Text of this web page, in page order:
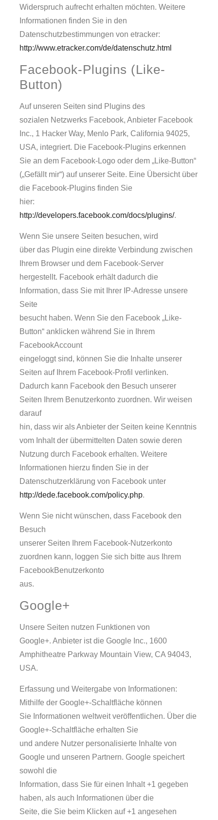
Widerspruch aufrecht erhalten möchten. Weitere
Informationen finden Sie in den
Datenschutzbestimmungen von etracker:
http://www.etracker.com/de/datenschutz.html
Facebook-Plugins (Like-
Button)
Auf unseren Seiten sind Plugins des
sozialen Netzwerks Facebook, Anbieter Facebook
Inc., 1 Hacker Way, Menlo Park, California 94025,
USA, integriert. Die Facebook-Plugins erkennen
Sie an dem Facebook-Logo oder dem „Like-Button“
(„Gefällt mir“) auf unserer Seite. Eine Übersicht über
die Facebook-Plugins finden Sie
hier:
http://developers.facebook.com/docs/plugins/.
Wenn Sie unsere Seiten besuchen, wird
über das Plugin eine direkte Verbindung zwischen
Ihrem Browser und dem Facebook-Server
hergestellt. Facebook erhält dadurch die
Information, dass Sie mit Ihrer IP-Adresse unsere
Seite
besucht haben. Wenn Sie den Facebook „Like-
Button“ anklicken während Sie in Ihrem
FacebookAccount
eingeloggt sind, können Sie die Inhalte unserer
Seiten auf Ihrem Facebook-Profil verlinken.
Dadurch kann Facebook den Besuch unserer
Seiten Ihrem Benutzerkonto zuordnen. Wir weisen
darauf
hin, dass wir als Anbieter der Seiten keine Kenntnis
vom Inhalt der übermittelten Daten sowie deren
Nutzung durch Facebook erhalten. Weitere
Informationen hierzu finden Sie in der
Datenschutzerklärung von Facebook unter
http://dede.facebook.com/policy.php.
Wenn Sie nicht wünschen, dass Facebook den
Besuch
unserer Seiten Ihrem Facebook-Nutzerkonto
zuordnen kann, loggen Sie sich bitte aus Ihrem
FacebookBenutzerkonto
aus.
Google+
Unsere Seiten nutzen Funktionen von
Google+. Anbieter ist die Google Inc., 1600
Amphitheatre Parkway Mountain View, CA 94043,
USA.
Erfassung und Weitergabe von Informationen:
Mithilfe der Google+-Schaltfläche können
Sie Informationen weltweit veröffentlichen. Über die
Google+-Schaltfläche erhalten Sie
und andere Nutzer personalisierte Inhalte von
Google und unseren Partnern. Google speichert
sowohl die
Information, dass Sie für einen Inhalt +1 gegeben
haben, als auch Informationen über die
Seite, die Sie beim Klicken auf +1 angesehen